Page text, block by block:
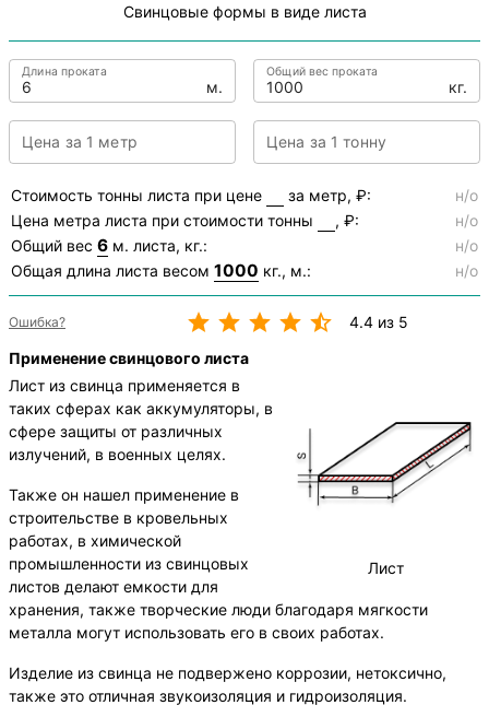
Свинцовые формы в виде листа
Длина проката
м.
Общий вес проката
кг.
Цена за 1 метр Цена за 1 тонну
Стоимость тонны листа при цене за метр, ₽:
н/о
Цена метра листа при стоимости тонны
, ₽:
н/о
Общий вес 6 м. листа, кг.:
н/о
Общая длина листа весом 1000 кг., м.: н/о
Ошибка? 4.4 из 5
Лист
Применение свинцового листа
Лист из свинца применяется в
таких сферах как аккумуляторы, в
сфере защиты от различных
излучений, в военных целях.
Также он нашел применение в
строительстве в кровельных
работах, в химической
промышленности из свинцовых
листов делают емкости для
хранения, также творческие люди благодаря мягкости
металла могут использовать его в своих работах.
Изделие из свинца не подвержено коррозии, нетоксично,
также это отличная звукоизоляция и гидроизоляция.